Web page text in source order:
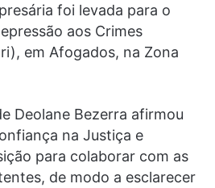
foi levada para o
aos Crimes
em Afogados, na Zona
Deolane Bezerra afirmou
na Justiça e
para colaborar com as
de modo a esclarecer